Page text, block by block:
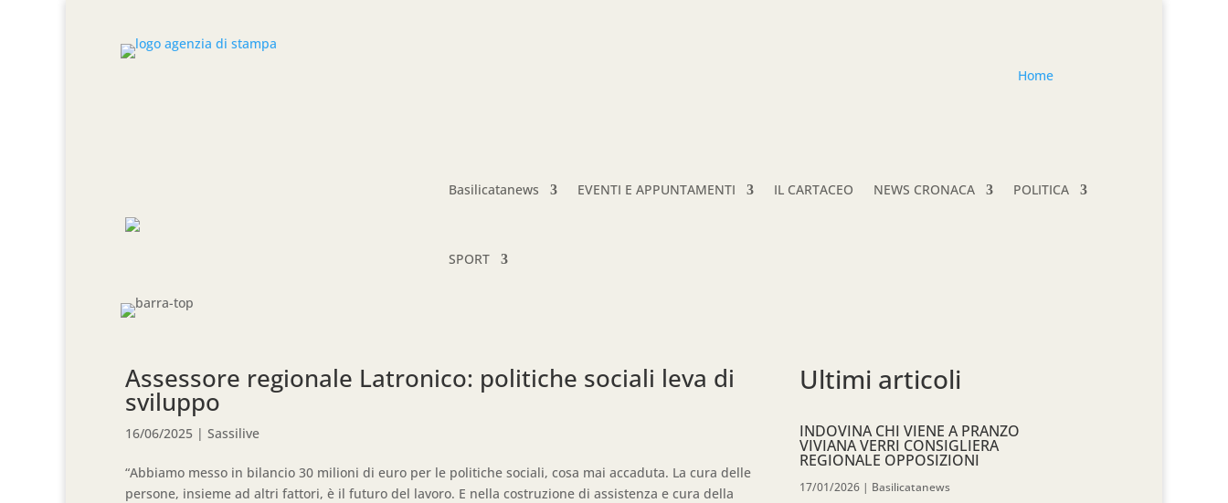
Home
Basilicatanews EVENTI E APPUNTAMENTI IL CARTACEO NEWS CRONACA POLITICA
SPORT
Assessore regionale Latronico: politiche sociali leva di
sviluppo
16/06/2025 | Sassilive
“Abbiamo messo in bilancio 30 milioni di euro per le politiche sociali, cosa mai accaduta. La cura delle
persone, insieme ad altri fattori, è il futuro del lavoro. E nella costruzione di assistenza e cura della
Ultimi articoli
INDOVINA CHI VIENE A PRANZO
VIVIANA VERRI CONSIGLIERA
REGIONALE OPPOSIZIONI
17/01/2026 | Basilicatanews